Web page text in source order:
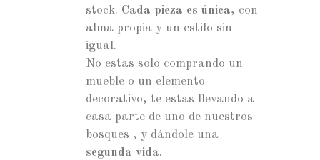
stock. Cada pieza es única, con
alma propia y un estilo sin
igual.
No estas solo comprando un
mueble o un elemento
decorativo, te estas llevando a
casa parte de uno de nuestros
bosques , y dándole una
segunda vida.